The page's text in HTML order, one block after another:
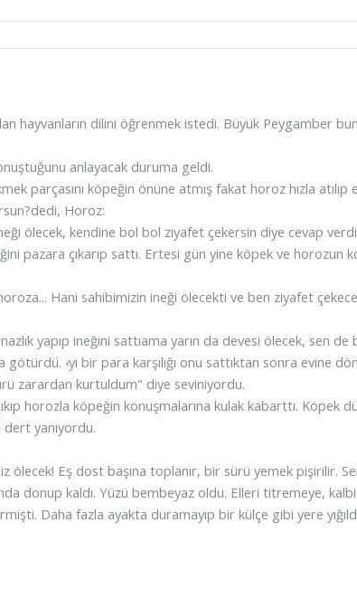
hayvanların dilini öğrenmek istedi. Büyük Peygamber
anlayacak duruma geldi.
parçasını köpeğin önüne atmış fakat horoz hızla atılıp
Horoz:
ölecek, kendine bol bol ziyafet çekersin diye cevap
pazara çıkarıp sattı. Ertesi gün yine köpek ve horozun
Hani sahibimizin ineği ölecekti ve ben ziyafet
yapıp ineğini sattıama yarın da devesi ölecek, sen de
‹yi bir para karşılığı onu sattıktan sonra evine
zarardan kurtuldum" diye seviniyordu.
horozla köpeğin konuşmalarına kulak kabarttı. Köpek
yanıyordu.
ölecek! Eş dost başına toplanır, bir sürü yemek pişirilir.
donup kaldı. Yüzü bembeyaz oldu. Elleri titremeye,
Daha fazla ayakta duramayıp bir külçe gibi yere